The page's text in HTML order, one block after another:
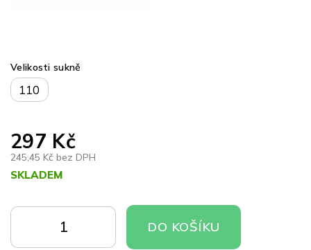
297 Kč
245,45 Kč bez DPH
SKLADEM
cena:
Velikosti sukně
110
KOŠÍKU
KOŠÍKU
DO KOŠÍKU